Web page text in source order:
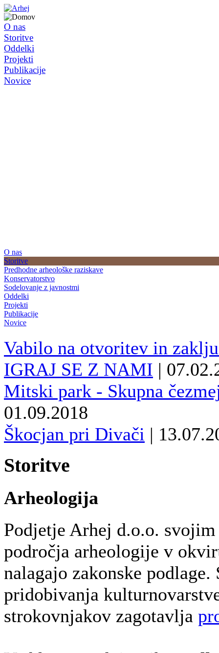
O nas
Storitve
Oddelki
Projekti
Publikacije
Novice
O nas
Storitve
Predhodne arheološke raziskave
Konservatorstvo
Sodelovanje z javnostmi
Oddelki
Projekti
Publikacije
Novice
Vabilo na otvoritev in
IGRAJ SE Z NAMI |
Mitski park - Skupna
01.09.2018
Škocjan pri Divači |
Storitve
Arheologija
Podjetje Arhej d.o.o.
področja arheologije v
nalagajo zakonske
pridobivanja
strokovnjakov zagotavlja